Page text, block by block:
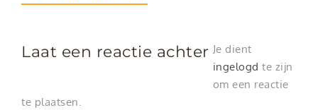
Laat een reactie achter Je dient
ingelogd te zijn
om een reactie
te plaatsen.